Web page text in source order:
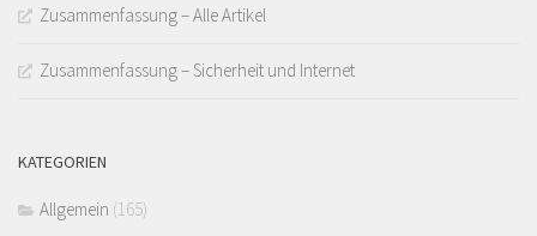
Zusammenfassung – Alle Artikel
Zusammenfassung – Sicherheit und Internet
KATEGORIEN
Allgemein (165)